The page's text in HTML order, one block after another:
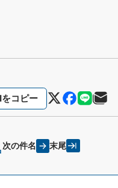
をコピー
次の件名 末尾